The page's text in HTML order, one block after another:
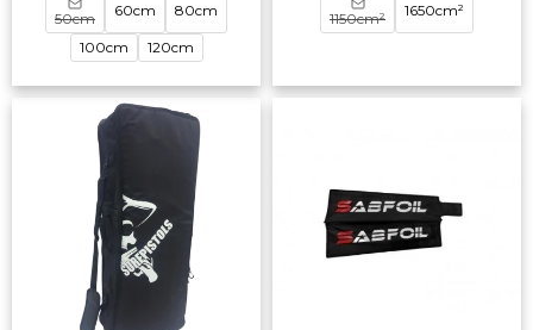
50cm 60cm 80cm
100cm 120cm
1150cm² 1650cm²